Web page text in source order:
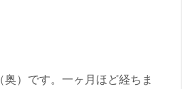
）です。一ヶ月ほど経ちま